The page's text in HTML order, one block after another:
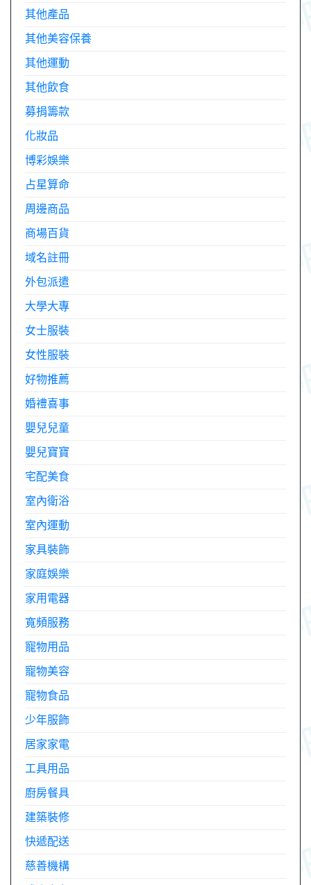
其他產品
其他美容保養
其他運動
其他飲食
募捐籌款
化妝品
博彩娛樂
占星算命
周邊商品
商場百貨
域名註冊
外包派遣
大學大專
女士服裝
女性服裝
好物推薦
婚禮喜事
嬰兒兒童
嬰兒寶寶
宅配美食
室內衛浴
室內運動
家具裝飾
家庭娛樂
家用電器
寬頻服務
寵物用品
寵物美容
寵物食品
少年服飾
居家家電
工具用品
廚房餐具
建築裝修
快遞配送
慈善機構